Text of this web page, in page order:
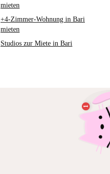
mieten
+4-Zimmer-Wohnung in Bari
mieten
Studios zur Miete in Bari